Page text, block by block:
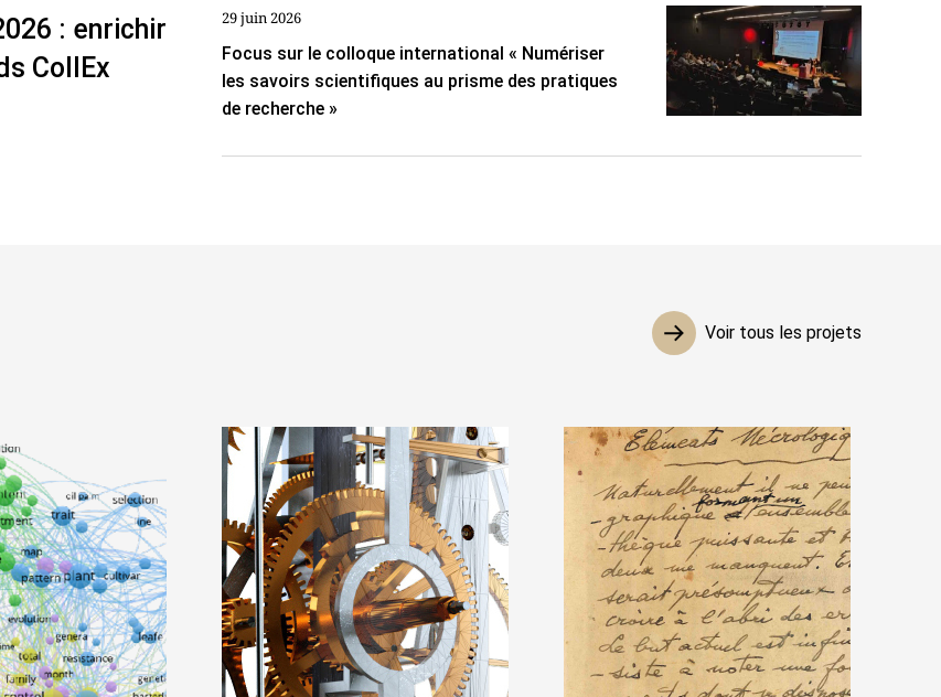
: enrichir
CollEx
29 juin 2026
Focus sur le colloque international « Numériser
les savoirs scientifiques au prisme des pratiques
de recherche »
Voir tous les projets